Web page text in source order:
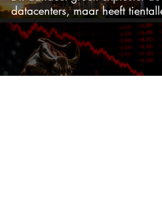
datacenters, maar heeft
miljarden nodig